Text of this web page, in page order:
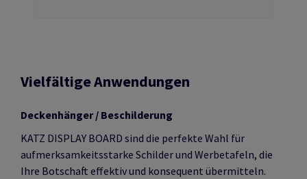
Vielfältige Anwendungen
Deckenhänger / Beschilderung
KATZ DISPLAY BOARD sind die perfekte Wahl für
aufmerksamkeitsstarke Schilder und Werbetafeln, die
Ihre Botschaft effektiv und konsequent übermitteln.